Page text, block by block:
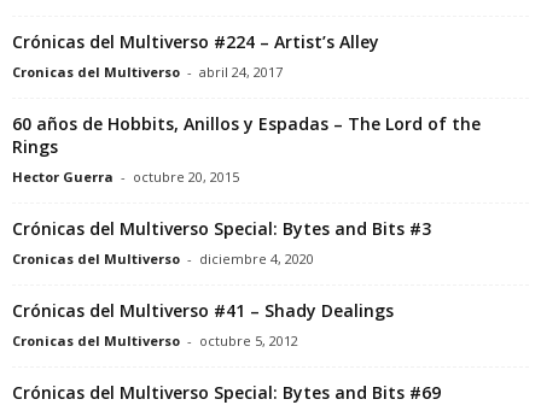
Crónicas del Multiverso #224 – Artist’s Alley
Cronicas del Multiverso - abril 24, 2017
60 años de Hobbits, Anillos y Espadas – The Lord of the
Rings
Hector Guerra - octubre 20, 2015
Crónicas del Multiverso Special: Bytes and Bits #3
Cronicas del Multiverso - diciembre 4, 2020
Crónicas del Multiverso #41 – Shady Dealings
Cronicas del Multiverso - octubre 5, 2012
Crónicas del Multiverso Special: Bytes and Bits #69